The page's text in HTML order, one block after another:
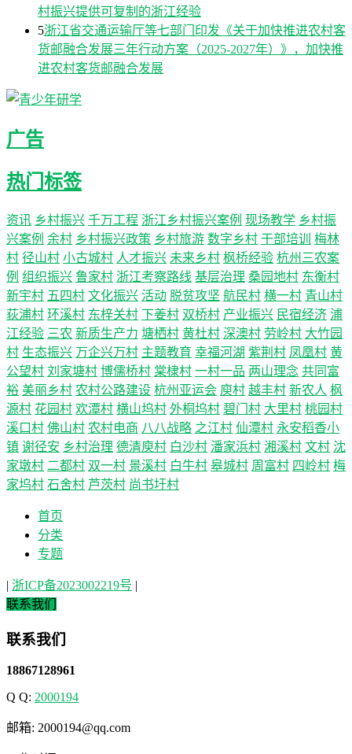
村振兴提供可复制的浙江经验
5浙江省交通运输厅等七部门印发《关于加快推进农村客
货邮融合发展三年行动方案（2025-2027年）》，加快推
进农村客货邮融合发展
广告
热门标签
资讯 乡村振兴 千万工程 浙江乡村振兴案例 现场教学 乡村振
兴案例 余村 乡村振兴政策 乡村旅游 数字乡村 干部培训
梅林
村 径山村 小古城村 人才振兴 未来乡村 枫桥经验 杭州三农案
例 组织振兴 鲁家村 浙江考察路线 基层治理 桑园地村 东衡村
新宇村 五四村 文化振兴 活动 脱贫攻坚 航民村 横一村 青山村
荻浦村 环溪村 东梓关村 下姜村 双桥村 产业振兴 民宿经济 浦
江经验 三农 新质生产力 塘栖村 黄杜村 深澳村 劳岭村 大竹园
村 生态振兴 万企兴万村 主题教育 幸福河湖 紫荆村 凤凰村 黄
公望村 刘家塘村 博儒桥村 棠棣村 一村一品 两山理念 共同富
裕 美丽乡村 农村公路建设 杭州亚运会 庾村 越丰村 新农人 枫
源村 花园村 欢潭村 横山坞村 外桐坞村 碧门村 大里村 桃园村
溪口村 佛山村 农村电商 八八战略 之江村 仙潭村 永安稻香小
镇 谢径安 乡村治理 德清庾村 白沙村 潘家浜村 湘溪村 文村 沈
家墩村 二都村 双一村 景溪村 白牛村 皋城村 周富村 四岭村 梅
家坞村 石舍村 芦茨村 尚书圩村
首页
分类
专题
| 浙ICP备2023002219号 |
联系我们
联系我们
18867128961
Q Q: 2000194
邮箱: 2000194@qq.com